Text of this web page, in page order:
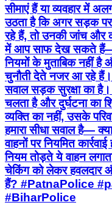
सीमाएं हैं या व्यवहार में
उठता है कि अगर सड़क पर
रहे हैं, तो उनकी जांच और
में आप साफ देख सकते
नियमों के मुताबिक नहीं है
चुनौती देते नजर आ रहे हैं।
सवाल सड़क सुरक्षा का
चलता है और दुर्घटना का
व्यक्ति का नहीं, उसके
हमारा सीधा सवाल है—
वाहनों पर नियमित
नियम तोड़ते ये वाहन
चेकिंग को लेकर हवलदार
हैं? #PatnaPolice
#BiharPolice